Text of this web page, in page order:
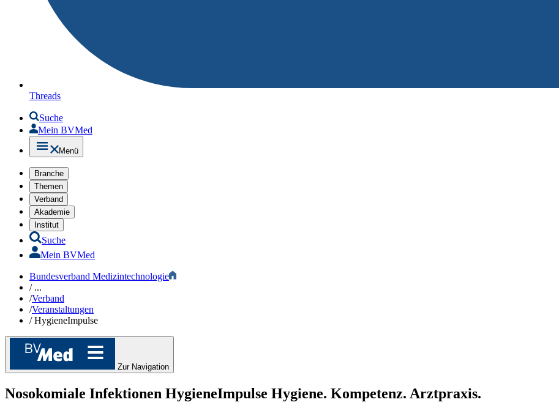
Threads
Suche
Mein BVMed
Menü
Branche
Themen
Verband
Akademie
Institut
Suche
Mein BVMed
Bundesverband Medizintechnologie
/...
/Verband
/Veranstaltungen
/HygieneImpulse
Zur Navigation
Nosokomiale Infektionen HygieneImpulse Hygiene. Kompetenz. Arztpraxis.